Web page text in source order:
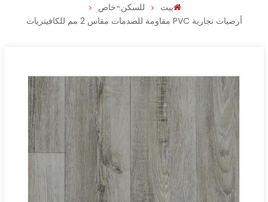
بيت
للسكن-خاص
أرضيات تجارية PVC مقاومة للصدمات مقاس 2 مم للكافيتريات